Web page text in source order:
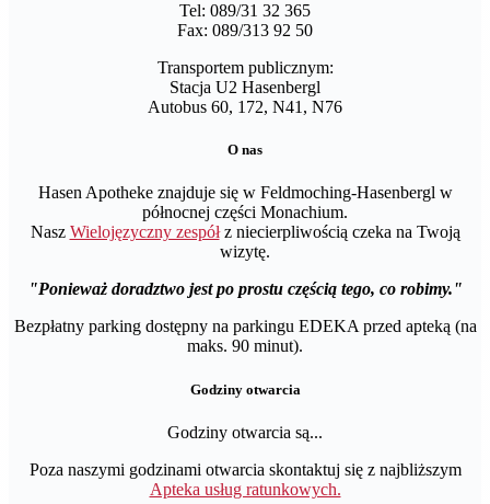
Tel: 089/31 32 365
Fax: 089/313 92 50
Transportem publicznym:
Stacja U2 Hasenbergl
Autobus 60, 172, N41, N76
O nas
Hasen Apotheke znajduje się w Feldmoching-Hasenbergl w
północnej części Monachium.
Nasz Wielojęzyczny zespółz niecierpliwością czeka na Twoją
wizytę.
Ponieważ doradztwo jest po prostu częścią tego, co robimy.
Bezpłatny parking dostępny na parkingu EDEKA przed apteką (na
maks. 90 minut).
Godziny otwarcia
Godziny otwarcia są...
Poza naszymi godzinami otwarcia skontaktuj się z najbliższym
Apteka usług ratunkowych.